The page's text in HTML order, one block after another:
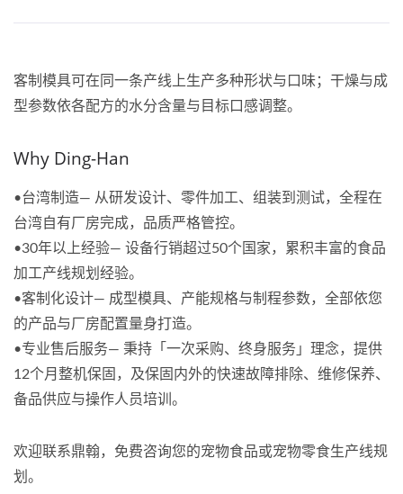
客制模具可在同一条产线上生产多种形状与口味；干燥与成
型参数依各配方的水分含量与目标口感调整。
Why Ding-Han
•台湾制造— 从研发设计、零件加工、组装到测试，全程在
台湾自有厂房完成，品质严格管控。
•30年以上经验— 设备行销超过50个国家，累积丰富的食品
加工产线规划经验。
•客制化设计— 成型模具、产能规格与制程参数，全部依您
的产品与厂房配置量身打造。
•专业售后服务— 秉持「一次采购、终身服务」理念，提供
12个月整机保固，及保固内外的快速故障排除、维修保养、
备品供应与操作人员培训。
欢迎联系鼎翰，免费咨询您的宠物食品或宠物零食生产线规
划。